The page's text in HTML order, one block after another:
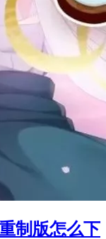
制版怎么下